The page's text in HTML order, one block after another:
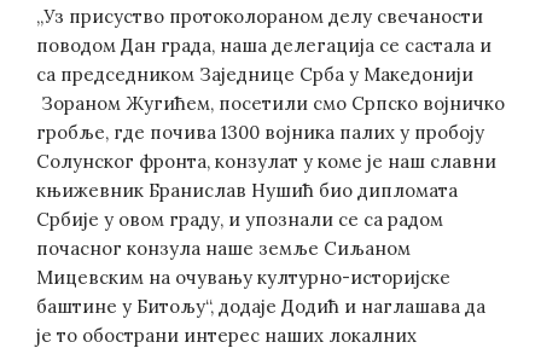
„Уз присуство протоколораном делу свечаности
поводом Дан града, наша делегација се састала и
са председником Заједнице Срба у Македонији
Зораном Жугићем, посетили смо Српско војничко
гробље, где почива 1300 војника палих у пробоју
Солунског фронта, конзулат у коме је наш славни
књижевник Бранислав Нушић био дипломата
Србије у овом граду, и упознали се са радом
почасног конзула наше земље Сиљаном
Мицевским на очувању културно-историјске
баштине у Битољу“, додаје Додић и наглашава да
је то обострани интерес наших локалних